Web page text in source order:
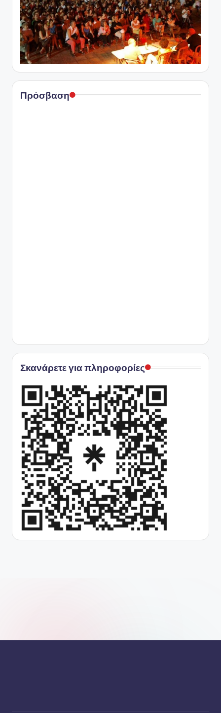
Πρόσβαση
Σκανάρετε για πληροφορίες